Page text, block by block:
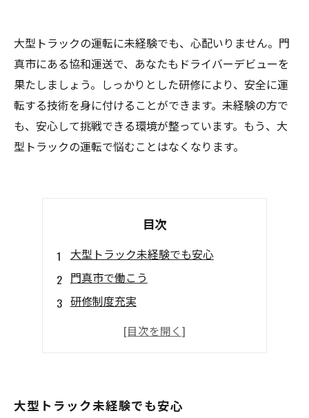
大型トラックの運転に未経験でも、心配いりません。門
真市にある協和運送で、あなたもドライバーデビューを
果たしましょう。しっかりとした研修により、安全に運
転する技術を身に付けることができます。未経験の方で
も、安心して挑戦できる環境が整っています。もう、大
型トラックの運転で悩むことはなくなります。
目次
大型トラック未経験でも安心
門真市で働こう
研修制度充実
高収入を実現
大型トラック未経験でも安心